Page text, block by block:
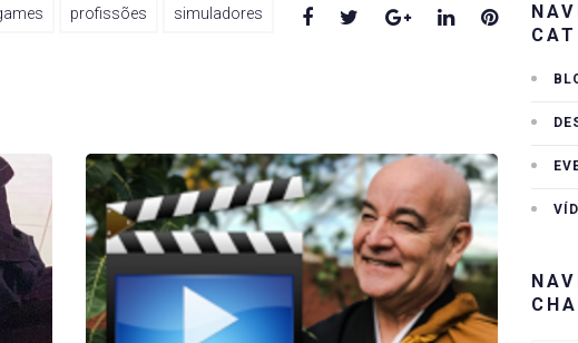
profissões simuladores Facebook
TwitterGoogle+LinkedInPinterest